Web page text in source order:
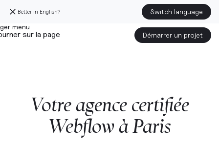
Better in English? Switch language
sur la page Démarrer un projet
Votreagence certifiée
Webflow àParis